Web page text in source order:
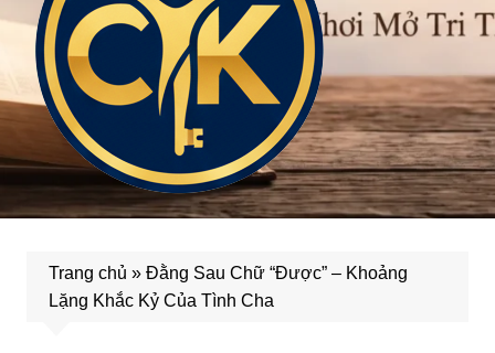
Trang chủ » Đằng Sau Chữ “Được” – Khoảng
Lặng Khắc Kỷ Của Tình Cha